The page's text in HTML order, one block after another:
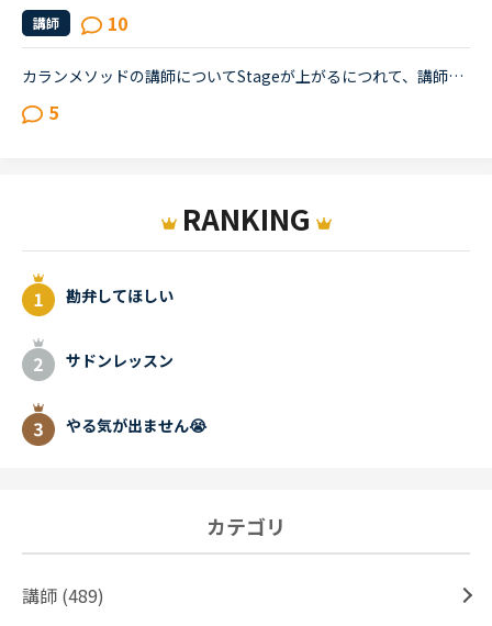
講師 10
カランメソッドの講師についてStageが上がるにつれて、講師のキャンセル率が高くなると感じている方はいらっしゃいますか？というのも、最近カラン予約を立て続けにキャンセルされ、運良く代替の先生が割り当てら...
5
RANKING
勘弁してほしい
サドンレッスン
やる気が出ません😭
カテゴリ
講師 (489)